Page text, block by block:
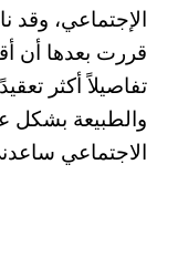
الإجتماعي، وقد
قررت بعدها أن
تفاصيلاً أكثر
والطبيعة بشكل
الاجتماعي